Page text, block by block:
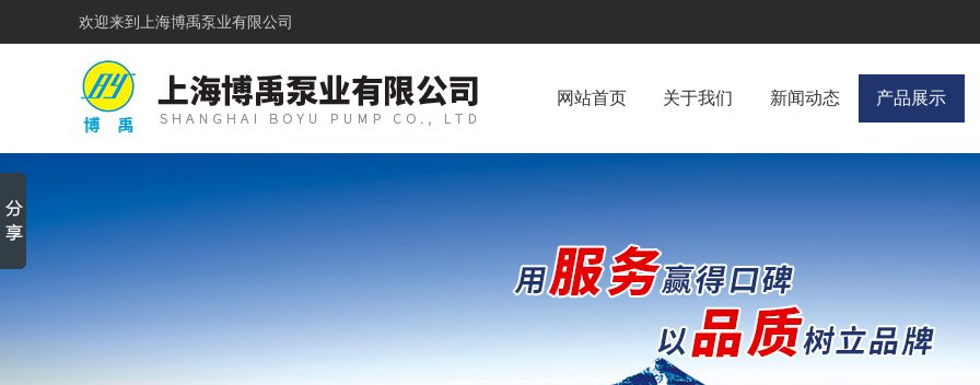
欢迎来到 上海博禹泵业有限公司
网站首页 关于我们 新闻动态 产品展示